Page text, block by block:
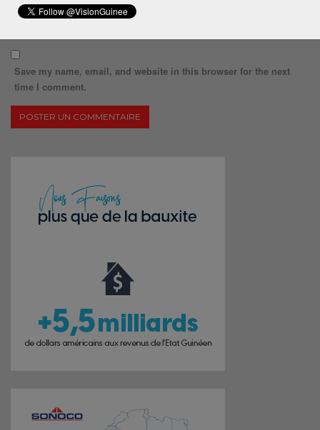
Save my name, email, and website in this browser for the next
time I comment.